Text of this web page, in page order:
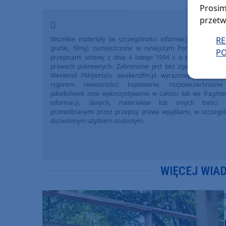
Wszelkie materiały (w szczególności informacje lokalne,
grafiki, filmy) zamieszczone w niniejszym Portalu
przepisami ustawy z dnia 4 lutego 1994 r. o prawie
prawach pokrewnych. Zabronione jest bez zgody Redakcji
Weekend FM/portalu weekendfm.pl wyrażonej na piśmie
rygorem nieważności: kopiowanie,
jakiekolwiek inne wykorzystywanie w całości lub we
informacji, danych, materiałów lub innych treści
przewidzianymi przez przepisy prawa wyjątkami, w
dozwolonym użytkiem osobistym.
WIĘCEJ